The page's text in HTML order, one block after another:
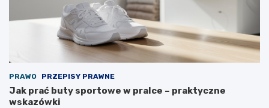
PRAWO PRZEPISY PRAWNE
Jak prać buty sportowe w pralce – praktyczne
wskazówki